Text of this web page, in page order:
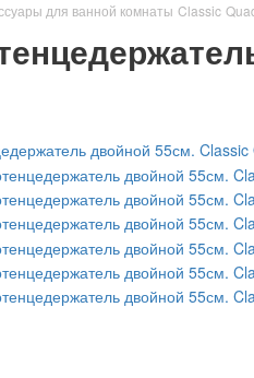
для ванной комнаты Classic